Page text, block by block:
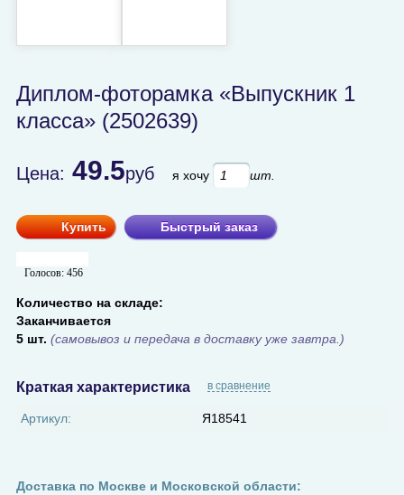
Диплом-фоторамка «Выпускник 1
класса» (2502639)
Цена: 49.5руб я хочу шт.
Купить Быстрый заказ
Голосов: 456
Количество на складе:
Заканчивается
5 шт. (самовывоз и передача в доставку уже завтра.)
Краткая характеристика в сравнение
Артикул: Я18541
Доставка по Москве и Московской области: